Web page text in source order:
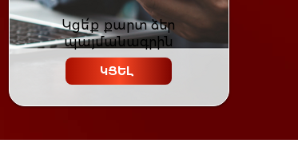
ԿՑԵԼ
Կցե՛ք քարտ ձեր
պայմանագրին